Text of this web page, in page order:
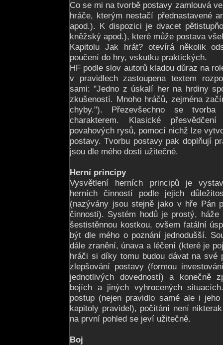
Co se mi na tvorbě postavy zamlouvá
hráče, kterým nestačí přednastavené
apod.). K dispozici je dvacet
kněžský apod.), které může postava
Kapitolu Jak hrát? otevírá několik
poučení do hry, vskutku praktických.
HF podle slov autorů kladou důraz na
v pravidlech zastoupena textem
sami: "Jedno z úskalí her na hrdiny
zkušeností. Mnoho hráčů, zejména
chyby."). Přezevšechno se
charakterem. Klasické
povahových rysů, pomocí nichž lze
postavy. Tvorbu postavy pak doplňují
jsou dle mého dosti užitečné.
Herní principy
Vysvětlení herních principů je
herních činností podle jejich
(nazývány jsou stejně jako v hře Pán
činnosti). Systém hodů je prostý, háže
šestistěnnou kostkou, ovšem fatální
být dle mého o poznání jednodušší.
dále zranění, únava a léčení (které je
hráči si díky tomu budou dávat na své
zlepšování postavy (formou
jednotlivých dovedností) a konečně
bojích a jiných vyhrocených
postup (nejen pravidlo samé ale i
kapitoly pravidel), počítání není
na první pohled se jeví užitečně.
Boj